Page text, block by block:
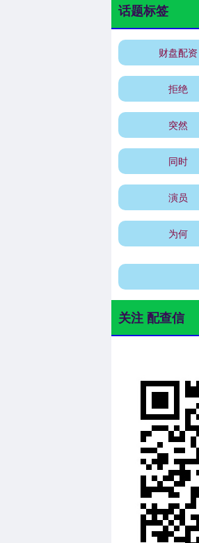
话题标签
财盘配资
拒绝
突然
同时
演员
为何
关注 配查信